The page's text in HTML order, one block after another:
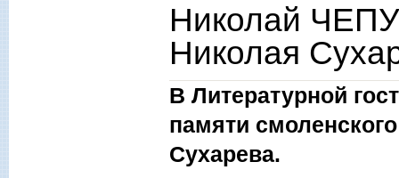
Николай
Николая
В Литературной
памяти
Сухарева.